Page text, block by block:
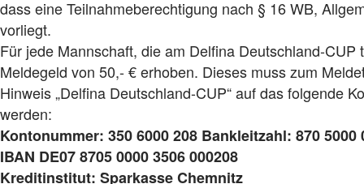
dass eine Teilnahmeberechtigung nach § 16 WB,
vorliegt.
Für jede Mannschaft, die am Delfina Deutschland-CUP
Meldegeld von 50,- € erhoben. Dieses muss zum
Hinweis „Delfina Deutschland-CUP“ auf das folgende
werden:
Kontonummer: 350 6000 208 Bankleitzahl: 870 5000
IBAN DE07 8705 0000 3506 000208
Kreditinstitut: Sparkasse Chemnitz